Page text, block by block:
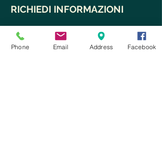
RICHIEDI INFORMAZIONI
Phone Email Address Facebook